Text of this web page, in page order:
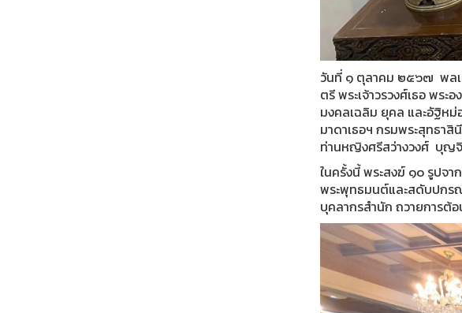
วันที่ ๑ ตุลาคม ๒๕๖๗ พลเ
ตรี พระเจ้าวรวงศ์เธอ พร
มงคลเฉลิม ยุคล และอัฐิห
มาดาเธอฯ กรมพระสุทธา
ท่านหญิงศรีสว่างวงศ์ บุญ
ในครั้งนี้ พระสงฆ์ ๑๐ รูปจ
พระพุทธมนต์และสดับปกร
บุคลากรสำนัก ถวายการต้